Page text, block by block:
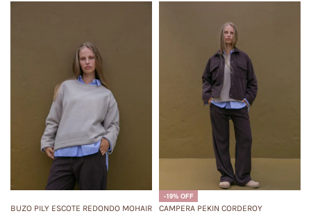
BUZO PILY ESCOTE REDONDO MOHAIR
-19% OFF
CAMPERA PEKIN CORDEROY